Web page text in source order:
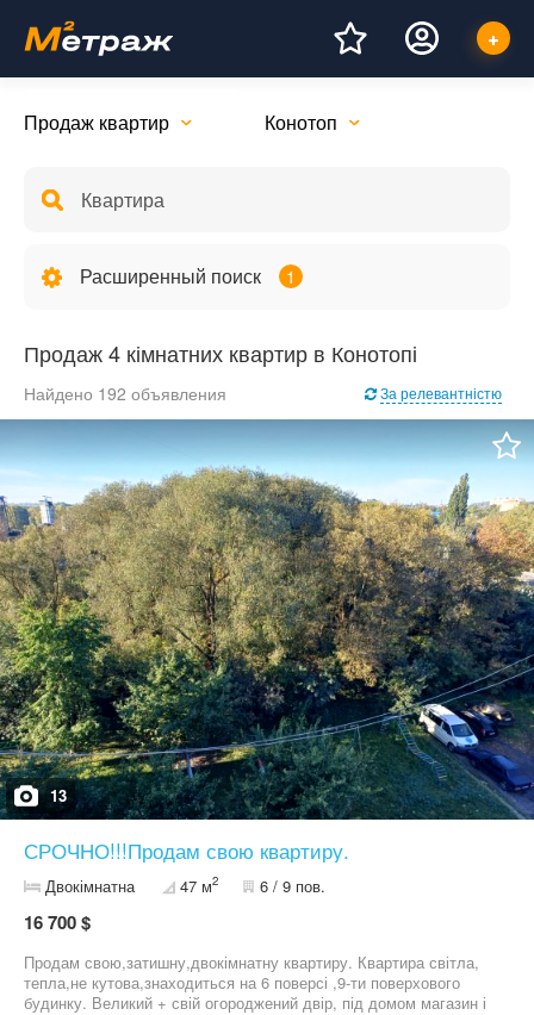
Продаж квартир Конотоп
Расширенный поиск 1
Продаж 4 кімнатних квартир в Конотопі
Найдено 192 объявления За релевантністю
13
СРОЧНО!!!Продам свою квартиру.
Двокімнатна 47 м2 6 / 9 пов.
16 700 $
Продам свою,затишну,двокімнатну квартиру. Квартира світла,
тепла,не кутова,знаходиться на 6 поверсі ,9-ти поверхового
будинку. Великий + свій огороджений двір, під домом магазин і